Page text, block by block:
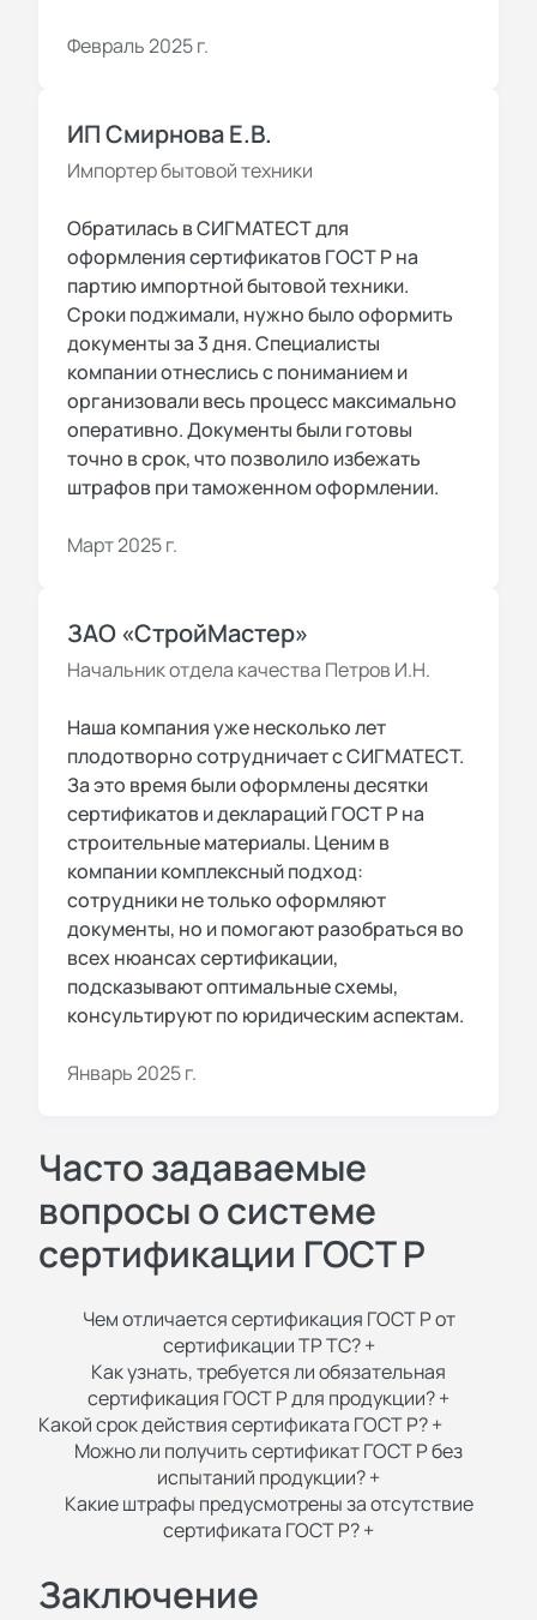
Февраль 2025 г.
ИП Смирнова Е.В.
Импортер бытовой техники
Обратилась в СИГМАТЕСТ для
оформления сертификатов ГОСТ Р на
партию импортной бытовой техники.
Сроки поджимали, нужно было оформить
документы за 3 дня. Специалисты
компании отнеслись с пониманием и
организовали весь процесс максимально
оперативно. Документы были готовы
точно в срок, что позволило избежать
штрафов при таможенном оформлении.
Март 2025 г.
ЗАО «СтройМастер»
Начальник отдела качества Петров И.Н.
Наша компания уже несколько лет
плодотворно сотрудничает с СИГМАТЕСТ.
За это время были оформлены десятки
сертификатов и деклараций ГОСТ Р на
строительные материалы. Ценим в
компании комплексный подход:
сотрудники не только оформляют
документы, но и помогают разобраться во
всех нюансах сертификации,
подсказывают оптимальные схемы,
консультируют по юридическим аспектам.
Январь 2025 г.
Часто задаваемые
вопросы о системе
сертификации ГОСТ Р
Чем отличается сертификация ГОСТ Р от
сертификации ТР ТС?+
Как узнать, требуется ли обязательная
сертификация ГОСТ Р для продукции?+
Какой срок действия сертификата ГОСТ Р?+
Можно ли получить сертификат ГОСТ Р без
испытаний продукции?+
Какие штрафы предусмотрены за отсутствие
сертификата ГОСТ Р?+
Заключение